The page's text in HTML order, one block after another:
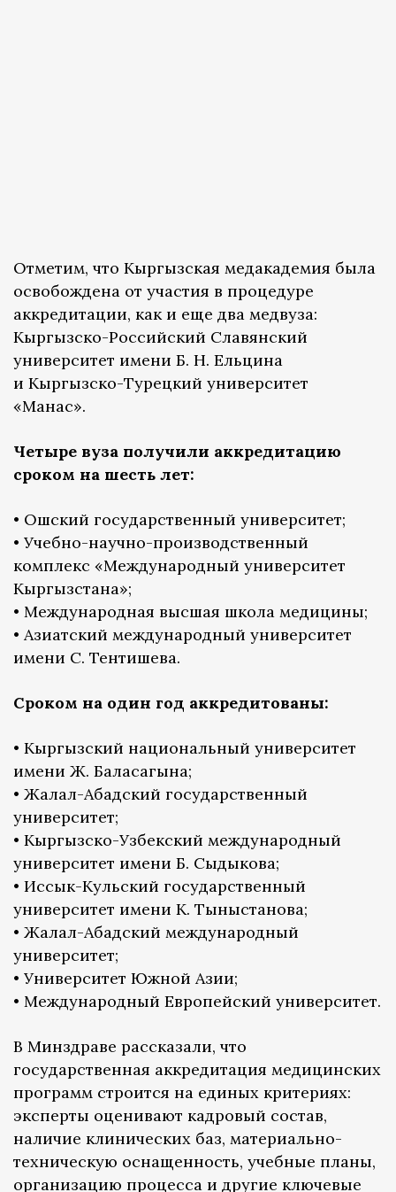
Отметим, что Кыргызская медакадемия была
освобождена от участия в процедуре
аккредитации, как и еще два медвуза:
Кыргызско-Российский Славянский
университет имени Б. Н. Ельцина
и Кыргызско-Турецкий университет
«Манас».
Четыре вуза получили аккредитацию
сроком на шесть лет:
• Ошский государственный университет;
• Учебно-научно-производственный
комплекс «Международный университет
Кыргызстана»;
• Международная высшая школа медицины;
• Азиатский международный университет
имени С. Тентишева.
Сроком на один год аккредитованы:
• Кыргызский национальный университет
имени Ж. Баласагына;
• Жалал-Абадский государственный
университет;
• Кыргызско-Узбекский международный
университет имени Б. Сыдыкова;
• Иссык-Кульский государственный
университет имени К. Тыныстанова;
• Жалал-Абадский международный
университет;
• Университет Южной Азии;
• Международный Европейский университет.
В Минздраве рассказали, что
государственная аккредитация медицинских
программ строится на единых критериях:
эксперты оценивают кадровый состав,
наличие клинических баз, материально-
техническую оснащенность, учебные планы,
организацию процесса и другие ключевые